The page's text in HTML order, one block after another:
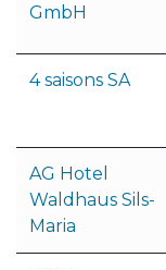
GmbH
4 saisons SA
AG Hotel
Waldhaus Sils-
Maria